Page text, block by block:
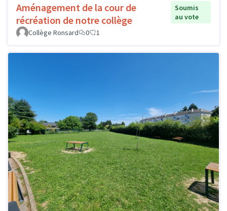
Aménagement de la cour de
récréation de notre collège
Soumis
au vote
Collège Ronsard
0 1